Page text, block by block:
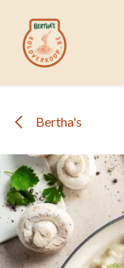
Bertha's